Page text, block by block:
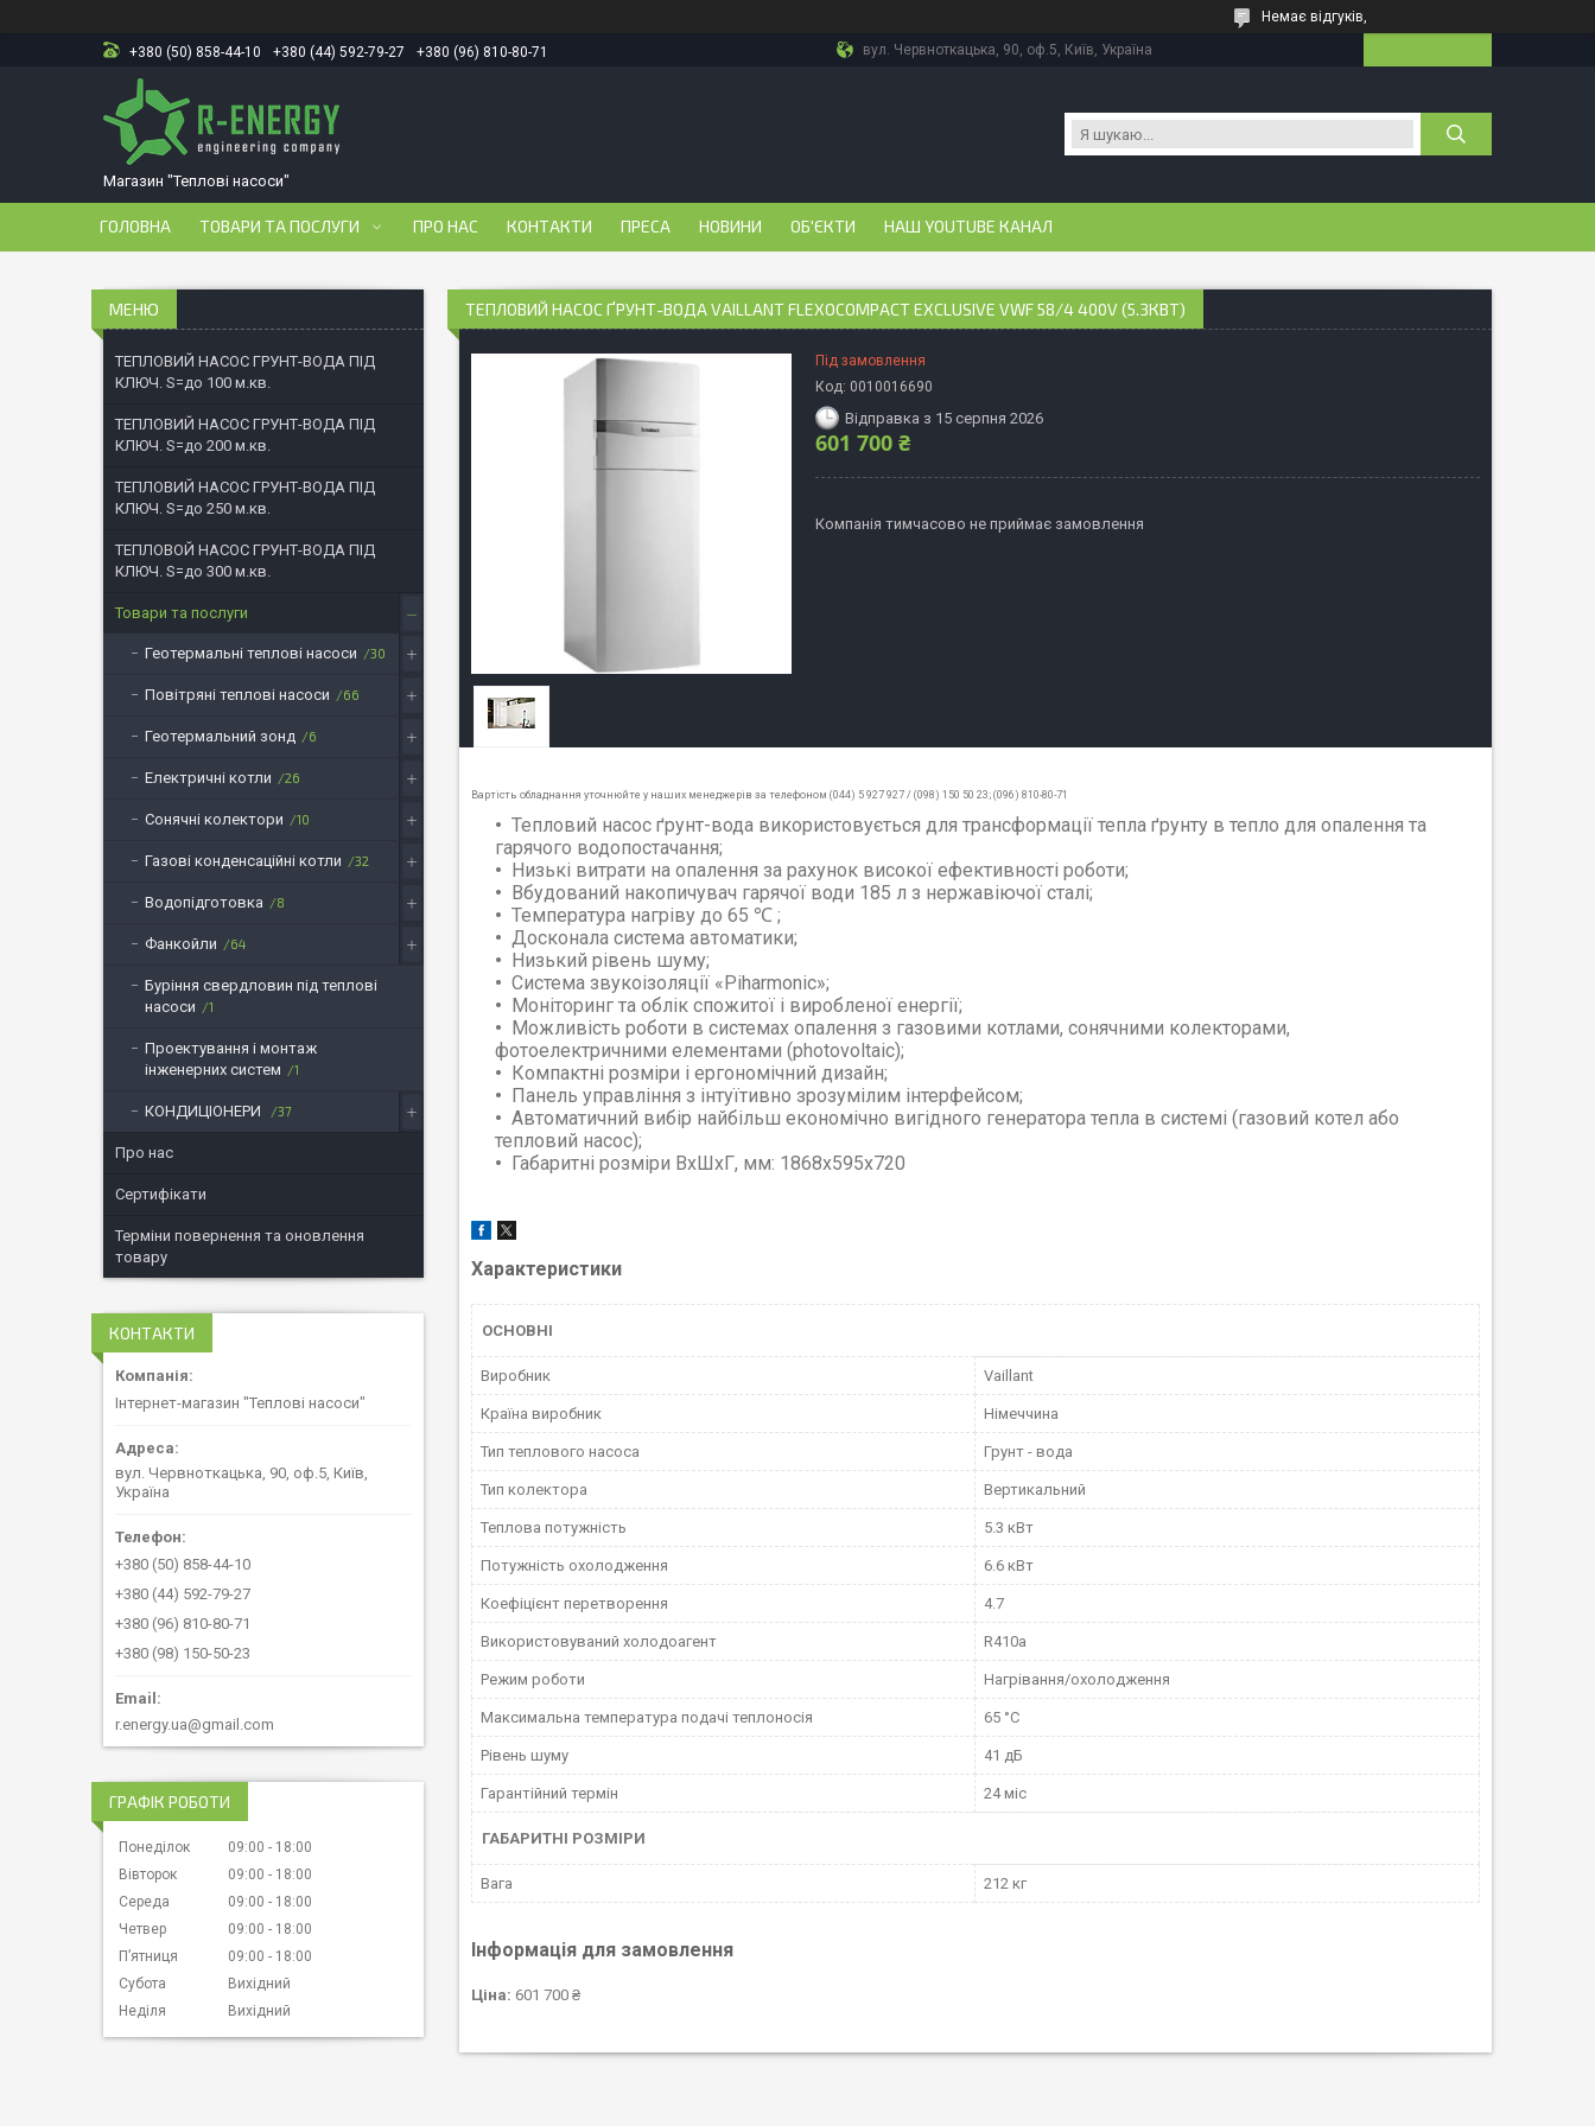
Немає відгуків,
+380 (50) 858-44-10 +380 (44) 592-79-27 +380 (96) 810-80-71 вул. Червноткацька, 90, оф.5, Київ, Україна
Магазин "Теплові насоси"
ГОЛОВНА ТОВАРИ ТА ПОСЛУГИ ПРО НАС КОНТАКТИ ПРЕСА НОВИНИ ОБ'ЄКТИ НАШ YOUTUBE КАНАЛ
ТЕПЛОВИЙ НАСОС ҐРУНТ-ВОДА VAILLANT FLEXOCOMPACT EXCLUSIVE VWF 58/4 400V (5.3КВТ)
Під замовлення
Код: 0010016690
Відправка з 15 серпня 2026
601 700 ₴
Компанія тимчасово не приймає замовлення
Вартість обладнання уточнюйте у наших менеджерів за телефоном (044) 5 927 927 / (098) 150 50 23; (096) 810-80-71
Тепловий насос ґрунт-вода використовується для трансформації тепла ґрунту в тепло для опалення та
гарячого водопостачання;
Низькі витрати на опалення за рахунок високої ефективності роботи;
Вбудований накопичувач гарячої води 185 л з нержавіючої сталі;
Температура нагріву до 65 ℃ ;
Досконала система автоматики;
Низький рівень шуму;
Система звукоізоляції «Piharmonic»;
Моніторинг та облік спожитої і виробленої енергії;
Можливість роботи в системах опалення з газовими котлами, сонячними колекторами,
фотоелектричними елементами (photovoltaic);
Компактні розміри і ергономічний дизайн;
Панель управління з інтуїтивно зрозумілим інтерфейсом;
Автоматичний вибір найбільш економічно вигідного генератора тепла в системі (газовий котел або
тепловий насос);
Габаритні розміри ВхШхГ, мм: 1868х595х720
Характеристики
ОСНОВНІ
Виробник Vaillant
Країна виробник Німеччина
Тип теплового насоса Грунт - вода
Тип колектора Вертикальний
Теплова потужність 5.3 кВт
Потужність охолодження 6.6 кВт
Коефіцієнт перетворення 4.7
Використовуваний холодоагент R410a
Режим роботи Нагрівання/охолодження
Максимальна температура подачі теплоносія 65 °С
Рівень шуму 41 дБ
Гарантійний термін 24 міс
ГАБАРИТНІ РОЗМІРИ
Вага 212 кг
Інформація для замовлення
Ціна: 601 700 ₴
ТЕПЛОВИЙ НАСОС ГРУНТ-ВОДА ПІД
КЛЮЧ. S=до 100 м.кв.
ТЕПЛОВИЙ НАСОС ГРУНТ-ВОДА ПІД
КЛЮЧ. S=до 200 м.кв.
ТЕПЛОВИЙ НАСОС ГРУНТ-ВОДА ПІД
КЛЮЧ. S=до 250 м.кв.
ТЕПЛОВОЙ НАСОС ГРУНТ-ВОДА ПІД
КЛЮЧ. S=до 300 м.кв.
Товари та послуги
Геотермальні теплові насоси 30
Повітряні теплові насоси 66
Геотермальний зонд 6
Електричні котли 26
Сонячні колектори 10
Газові конденсаційні котли 32
Водопідготовка 8
Фанкойли 64
Буріння свердловин під теплові
насоси
1
Проектування і монтаж
інженерних систем
1
КОНДИЦІОНЕРИ 37
Про нас
Сертифікати
Терміни повернення та оновлення
товару
КОНТАКТИ
Інтернет-магазин "Теплові насоси"
вул. Червноткацька, 90, оф.5, Київ,
Україна
+380 (50) 858-44-10
+380 (44) 592-79-27
+380 (96) 810-80-71
+380 (98) 150-50-23
r.energy.ua@gmail.com
ГРАФІК РОБОТИ
Понеділок 09:00
18:00
Вівторок
09:00
18:00
Середа
09:00
18:00
Четвер
09:00
18:00
Пʼятниця
09:00
18:00
Субота
Вихідний
Неділя
Вихідний